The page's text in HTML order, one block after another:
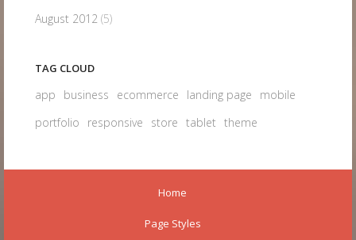
August 2012 (5)
TAG CLOUD
app business ecommerce landing page
mobile
portfolio
responsive store tablet theme
Home
Page Styles